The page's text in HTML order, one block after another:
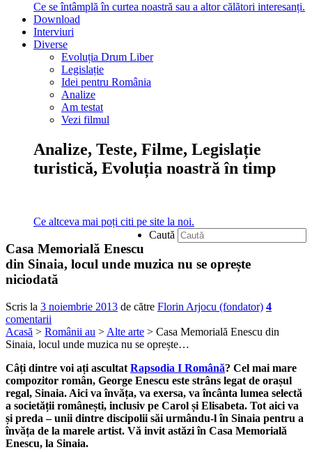
Ce se întâmplă în curtea noastră sau a altor călători interesanți.
Download
Interviuri
Diverse
Evoluția Drum Liber
Legislație
Idei pentru România
Analize
Am testat
Vezi filmul
Analize, Teste, Filme, Legislație
turistică, Evoluția noastră în timp
Ce altceva mai poți citi pe site la noi.
Caută
Casa Memorială Enescu
din Sinaia, locul unde muzica nu se oprește
niciodată
Scris la 3 noiembrie 2013 de către Florin Arjocu (fondator) 4
comentarii
Acasă > Românii au > Alte arte > Casa Memorială Enescu din
Sinaia, locul unde muzica nu se oprește…
Câți dintre voi ați ascultat Rapsodia I Română? Cel mai mare
compozitor român, George Enescu este strâns legat de orașul
regal, Sinaia. Aici va învăța, va exersa, va încânta lumea selectă
a societății românești, inclusiv pe Carol și Elisabeta. Tot aici va
și preda – unii dintre discipolii săi urmându-l în Sinaia pentru a
învăța de la marele artist. Vă invit astăzi în Casa Memorială
Enescu, la Sinaia.